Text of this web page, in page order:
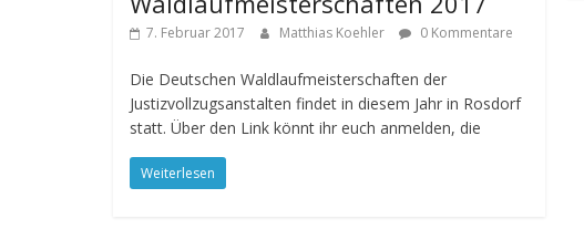
7. Februar 2017 Matthias Koehler 0 Kommentare
Die Deutschen Waldlaufmeisterschaften der
Justizvollzugsanstalten findet in diesem Jahr in Rosdorf
statt. Über den Link könnt ihr euch anmelden, die
Weiterlesen